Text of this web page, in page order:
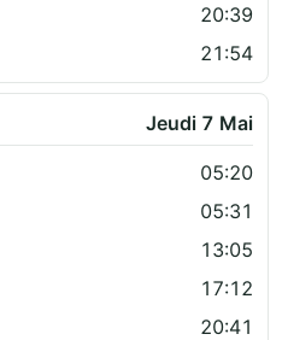
20:39
21:54
Jeudi 7 Mai
05:20
05:31
13:05
17:12
20:41